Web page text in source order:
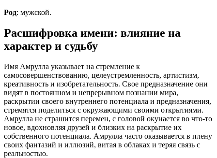
Род: мужской.
Расшифровка имени: влияние на
характер и судьбу
Имя Амрулла указывает на стремление к
самосовершенствованию, целеустремленность, артистизм,
креативность и изобретательность. Свое предназначение они
видят в постоянном и непрерывном познании мира,
раскрытии своего внутреннего потенциала и предназначения,
стремятся поделиться с окружающими своими открытиями.
Амрулла не страшится перемен, с головой окунается во что-то
новое, вдохновляя друзей и близких на раскрытие их
собственного потенциала. Амрулла часто оказывается в плену
своих фантазий и иллюзий, витая в облаках и теряя связь с
реальностью.